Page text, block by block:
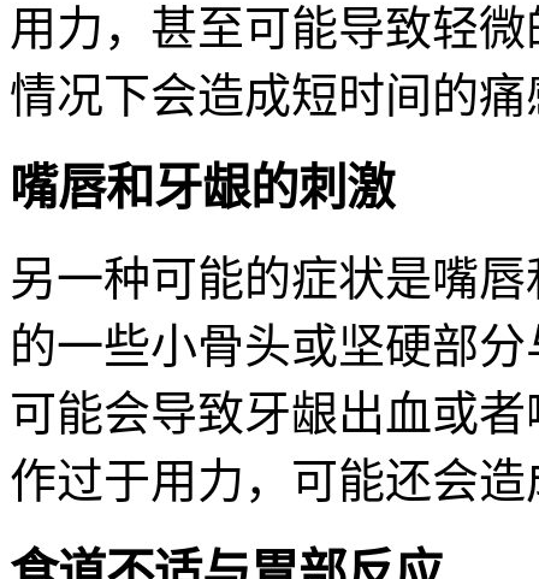
用力，甚至可能导致轻
情况下会造成短时间的痛
嘴唇和牙龈的刺激
另一种可能的症状是嘴
的一些小骨头或坚硬部
可能会导致牙龈出血或
作过于用力，可能还会